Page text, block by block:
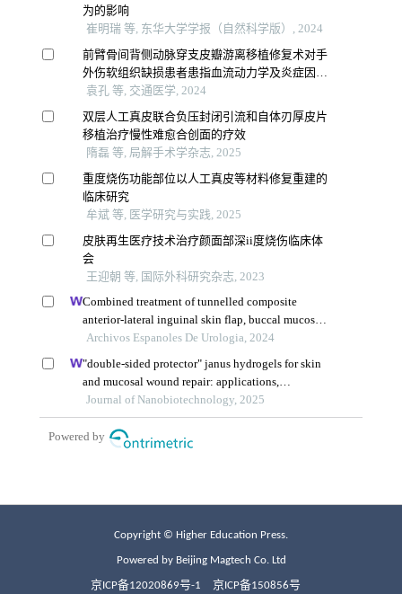
Copyright © Higher Education Press.
Powered by Beijing Magtech Co. Ltd
京ICP备12020869号-1 京ICP备150856号